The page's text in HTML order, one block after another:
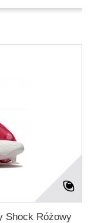
Shock Różowy